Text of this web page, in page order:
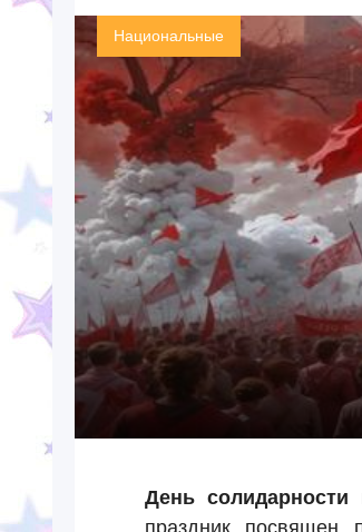
Национальные
День
праздник посвящен